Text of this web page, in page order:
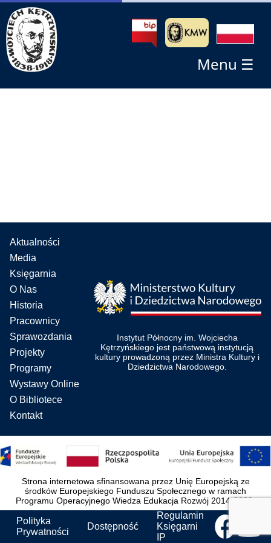
Menu ☰
Aktualności
Media
Księgarnia
O Nas
Historia
Pracownicy
Sprawozdania
Projekty
Programy
Wystawy Online
O Bibliotece
Kontakt
Instytut Północny im. Wojciecha
Kętrzyńskiego jest państwową instytucją
kultury prowadzoną przez Ministra Kultury i
Dziedzictwa Narodowego.
Strona internetowa sfinansowana przez Unię Europejską ze
środków Europejskiego Funduszu Społecznego w ramach
Programu Operacyjnego Wiedza Edukacja Rozwój 2014-2020.
Polityka
Prywatności
Dostępność
Regulamin
Księgarni
IP